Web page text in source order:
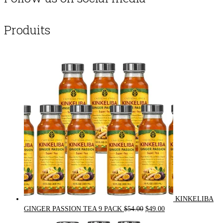
Produits
KINKELIBA
GINGER PASSION TEA 9 PACK $54.00 Original
$49.00Current